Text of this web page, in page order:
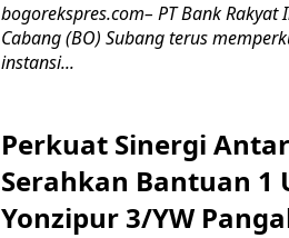
bogorekspres.com– PT Bank
Cabang (BO) Subang terus
instansi...
Perkuat Sinergi
Serahkan Bantuan
Yonzipur 3/YW